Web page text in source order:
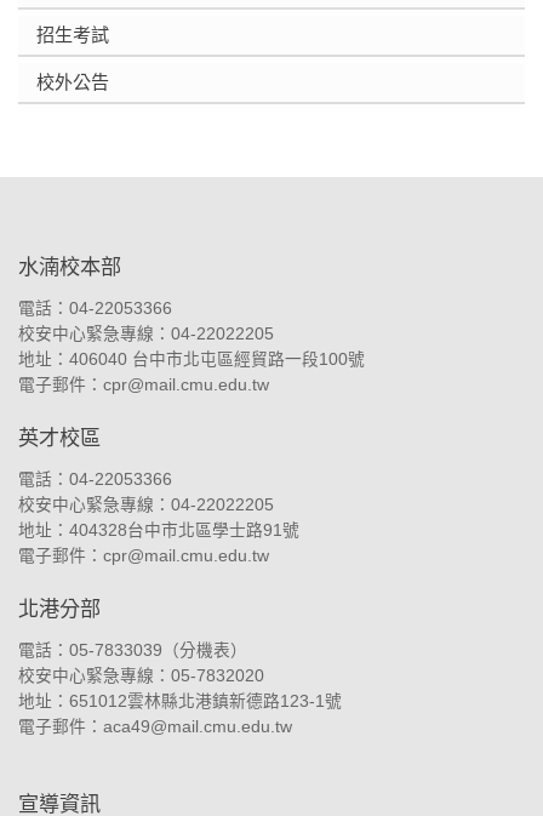
招生考試
校外公告
水湳校本部
電話：04-22053366
校安中心緊急專線：04-22022205
地址： 406040 台中市北屯區經貿路一段100號
電子郵件： cpr@mail.cmu.edu.tw
英才校區
電話：04-22053366
校安中心緊急專線：04-22022205
地址： 404328台中市北區學士路91號
電子郵件： cpr@mail.cmu.edu.tw
北港分部
電話：05-7833039（分機表）
校安中心緊急專線：05-7832020
地址： 651012雲林縣北港鎮新德路123-1號
電子郵件： aca49@mail.cmu.edu.tw
宣導資訊